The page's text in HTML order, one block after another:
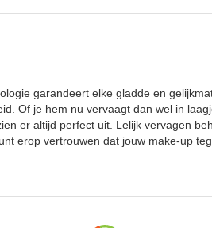
garandeert elke gladde en
Of je hem nu vervaagt dan wel in
er altijd perfect uit. Lelijk vervagen
erop vertrouwen dat jouw make-up